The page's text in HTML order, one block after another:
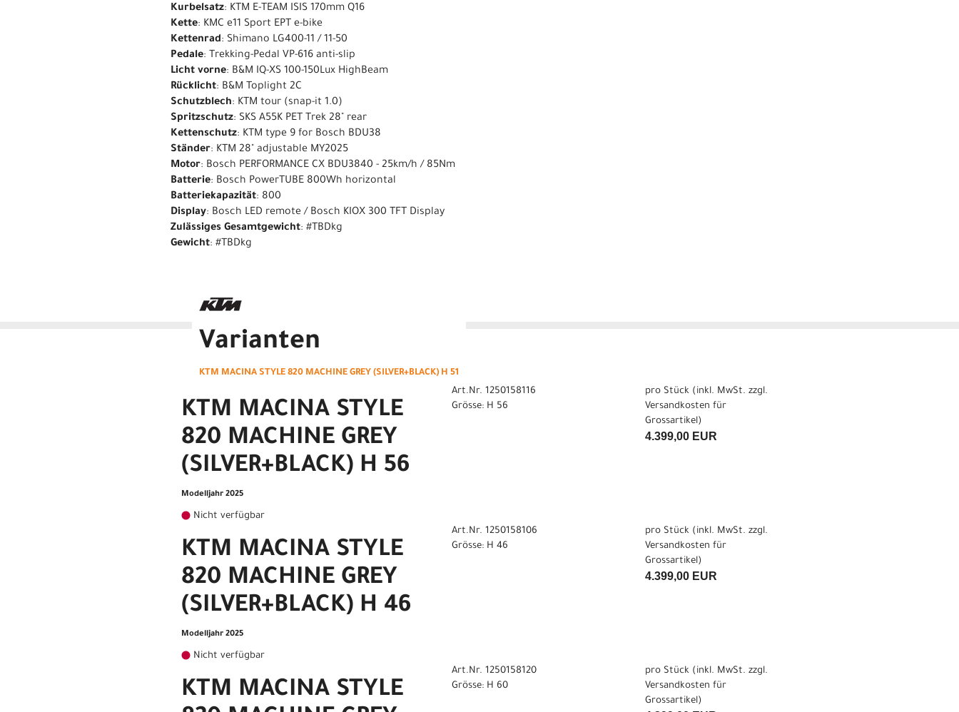
Kurbelsatz: KTM E-TEAM ISIS 170mm Q16
Kette: KMC e11 Sport EPT e-bike
Kettenrad: Shimano LG400-11 / 11-50
Pedale: Trekking-Pedal VP-616 anti-slip
Licht vorne: B&M IQ-XS 100-150Lux HighBeam
Rücklicht: B&M Toplight 2C
Schutzblech: KTM tour (snap-it 1.0)
Spritzschutz: SKS A55K PET Trek 28" rear
Kettenschutz: KTM type 9 for Bosch BDU38
Ständer: KTM 28" adjustable MY2025
Motor: Bosch PERFORMANCE CX BDU3840 - 25km/h / 85Nm
Batterie: Bosch PowerTUBE 800Wh horizontal
Batteriekapazität: 800
Display: Bosch LED remote / Bosch KIOX 300 TFT Display
Zulässiges Gesamtgewicht: #TBDkg
Gewicht: #TBDkg
Varianten
KTM MACINA STYLE 820 MACHINE GREY (SILVER+BLACK) H 51
KTM MACINA STYLE
820 MACHINE GREY
(SILVER+BLACK) H 56
Modelljahr 2025
Nicht verfügbar
Art.Nr. 1250158116
Grösse: H 56
pro Stück (inkl. MwSt. zzgl.
Versandkosten für
Grossartikel)
4.399,00 EUR
KTM MACINA STYLE
820 MACHINE GREY
(SILVER+BLACK) H 46
Modelljahr 2025
Nicht verfügbar
Art.Nr. 1250158106
Grösse: H 46
pro Stück (inkl. MwSt. zzgl.
Versandkosten für
Grossartikel)
4.399,00 EUR
KTM MACINA STYLE
Art.Nr. 1250158120
Grösse: H 60
pro Stück (inkl. MwSt. zzgl.
Versandkosten für
Grossartikel)